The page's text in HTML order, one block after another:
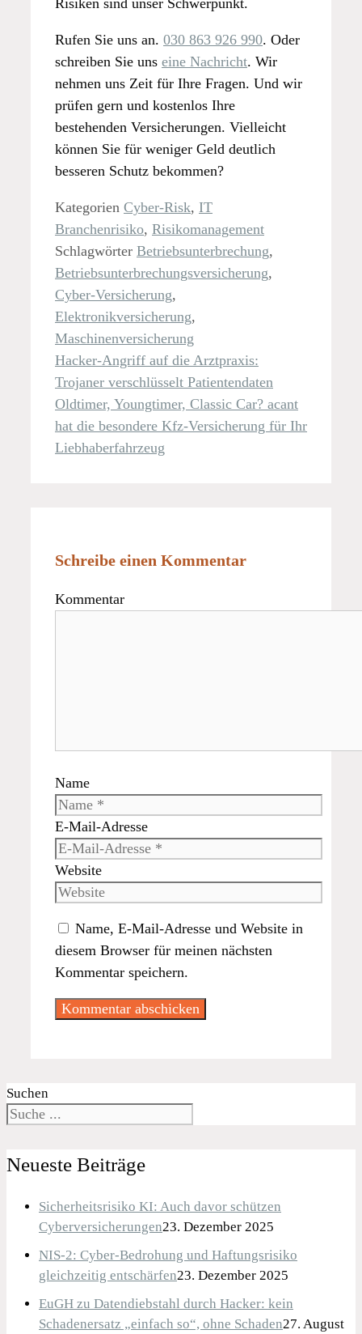
Risiken sind unser Schwerpunkt.
Rufen Sie uns an. 030 863 926 990. Oder
schreiben Sie uns eine Nachricht. Wir
nehmen uns Zeit für Ihre Fragen. Und wir
prüfen gern und kostenlos Ihre
bestehenden Versicherungen. Vielleicht
können Sie für weniger Geld deutlich
besseren Schutz bekommen?
Kategorien Cyber-Risk, IT
Branchenrisiko, Risikomanagement
Schlagwörter Betriebsunterbrechung,
Betriebsunterbrechungsversicherung,
Cyber-Versicherung,
Elektronikversicherung,
Maschinenversicherung
Hacker-Angriff auf die Arztpraxis:
Trojaner verschlüsselt Patientendaten
Oldtimer, Youngtimer, Classic Car? acant
hat die besondere Kfz-Versicherung für Ihr
Liebhaberfahrzeug
Schreibe einen Kommentar
Kommentar
Name
E-Mail-Adresse
Website
Name, E-Mail-Adresse und Website in
diesem Browser für meinen nächsten
Kommentar speichern.
Suchen
Neueste Beiträge
Sicherheitsrisiko KI: Auch davor schützen
Cyberversicherungen23. Dezember 2025
NIS-2: Cyber-Bedrohung und Haftungsrisiko
gleichzeitig entschärfen23. Dezember 2025
EuGH zu Datendiebstahl durch Hacker: kein
Schadenersatz „einfach so“, ohne Schaden27. August